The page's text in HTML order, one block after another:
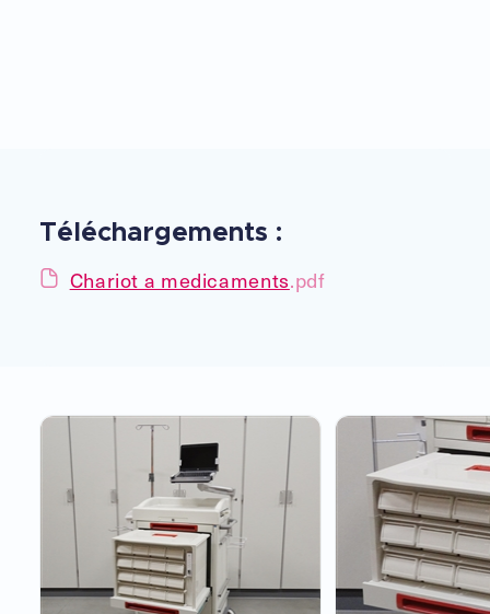
Téléchargements :
Chariot a medicaments.pdf